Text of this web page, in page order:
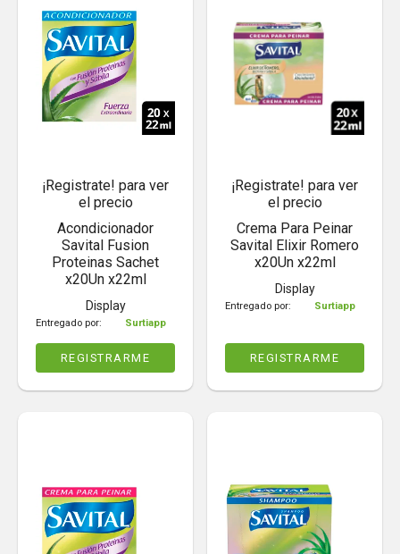
¡Registrate! para ver
el precio
Acondicionador
Savital Fusion
Proteinas Sachet
x20Un x22ml
Display
Entregado por: Surtiapp
REGISTRARME
¡Registrate! para ver
el precio
Crema Para Peinar
Savital Elixir Romero
x20Un x22ml
Display
Entregado por: Surtiapp
REGISTRARME